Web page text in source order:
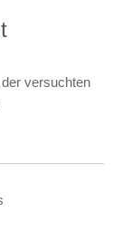
versuchten